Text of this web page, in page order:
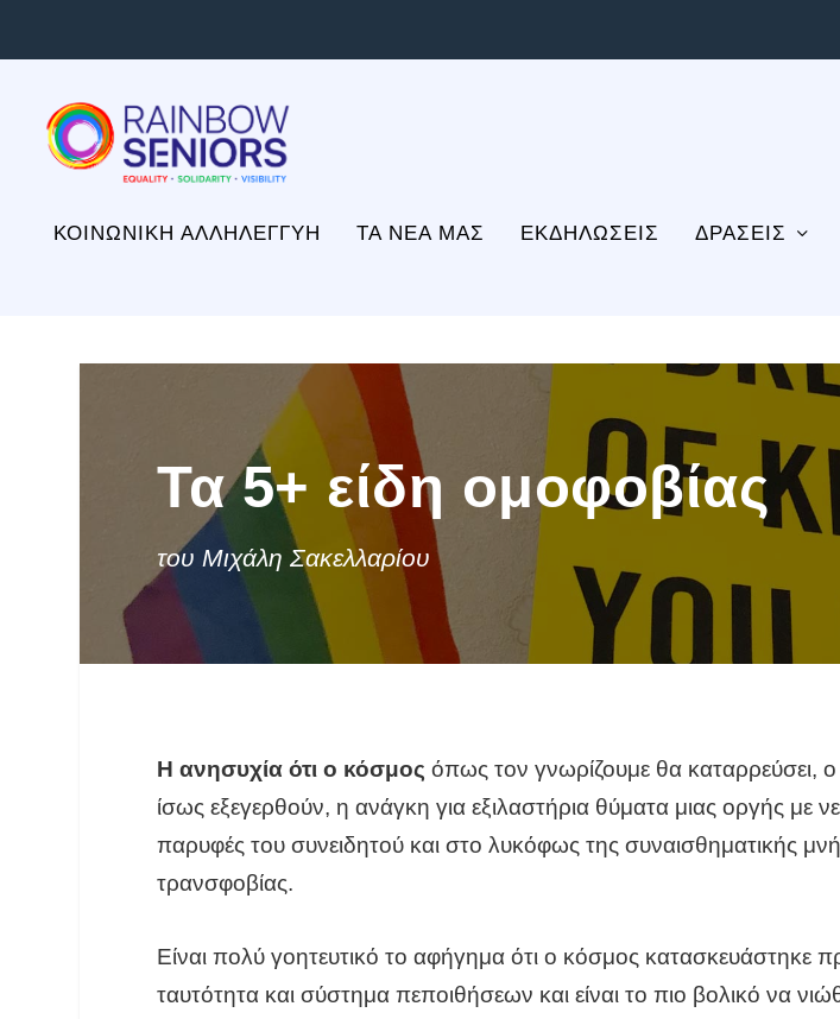
ΚΟΙΝΩΝΙΚΗ ΑΛΛΗΛΕΓΓΥΗ ΤΑ ΝΕΑ ΜΑΣ ΕΚΔΗΛΩΣΕΙΣ ΔΡΑΣΕΙΣ
Τα 5+ είδη ομοφοβίας
του Μιχάλη Σακελλαρίου
Η ανησυχία ότι ο κόσμος όπως τον γνωρίζουμε θα καταρρεύσει, ο
ίσως εξεγερθούν, η ανάγκη για εξιλαστήρια θύματα μιας οργής με
παρυφές του συνειδητού και στο λυκόφως της συναισθηματικής
τρανσφοβίας.
Είναι πολύ γοητευτικό το αφήγημα ότι ο κόσμος κατασκευάστηκε
ταυτότητα και σύστημα πεποιθήσεων και είναι το πιο βολικό να